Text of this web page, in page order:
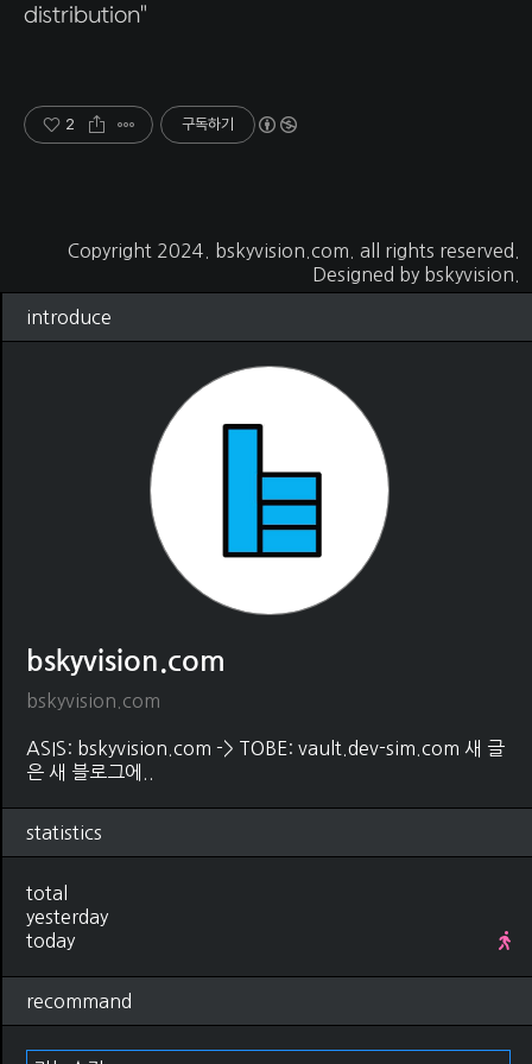
distribution"
2 구독하기
Copyright 2024. bskyvision.com . all rights reserved.
Designed by bskyvision.
introduce
bskyvision.com
bskyvision.com
ASIS: bskyvision.com -> TOBE: vault.dev-sim.com 새 글
은 새 블로그에..
statistics
total
yesterday
today
recommand